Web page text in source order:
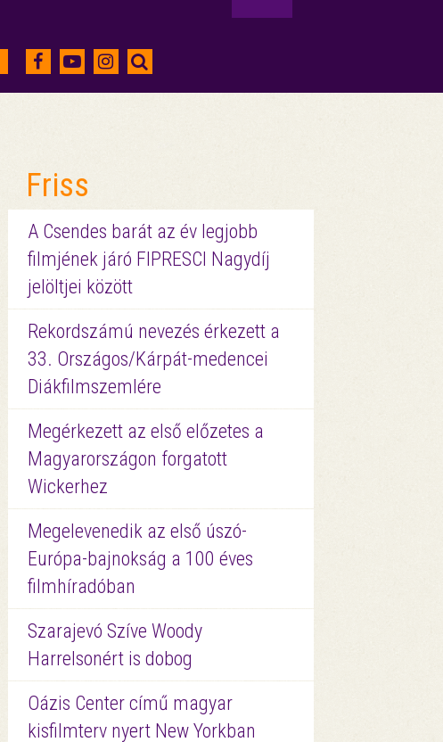
Friss
A Csendes barát az év legjobb
filmjének járó FIPRESCI Nagydíj
jelöltjei között
Rekordszámú nevezés érkezett a
33. Országos/Kárpát-medencei
Diákfilmszemlére
Megérkezett az első előzetes a
Magyarországon forgatott
Wickerhez
Megelevenedik az első úszó-
Európa-bajnokság a 100 éves
filmhíradóban
Szarajevó Szíve Woody
Harrelsonért is dobog
Oázis Center című magyar
kisfilmterv nyert New Yorkban